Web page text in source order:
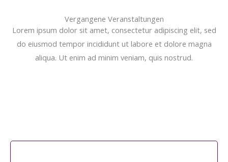
Vergangene Veranstaltungen
Lorem ipsum dolor sit amet, consectetur adipiscing elit, sed
do eiusmod tempor incididunt ut labore et dolore magna
aliqua. Ut enim ad minim veniam, quis nostrud.